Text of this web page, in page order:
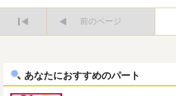
前のページ
あなたにおすすめのパート